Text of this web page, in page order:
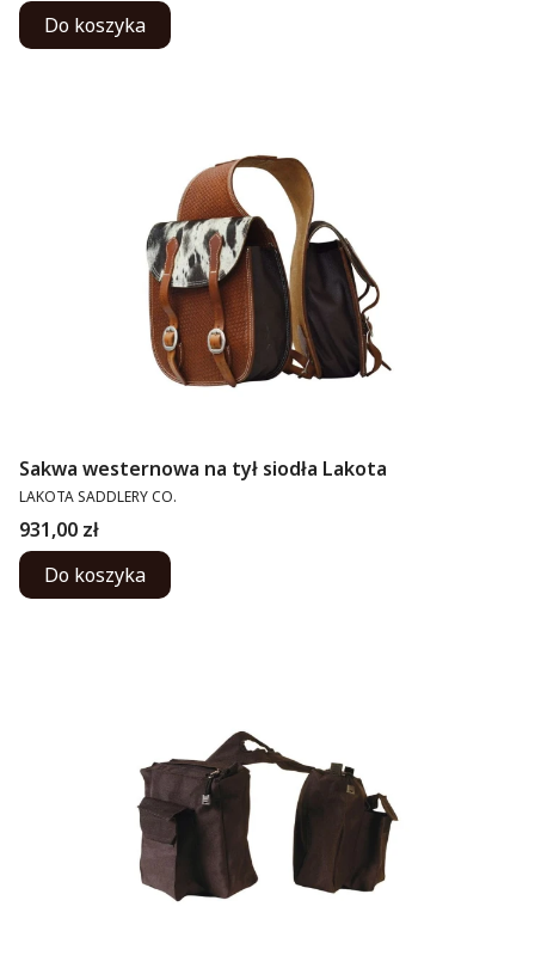
Do koszyka
Sakwa westernowa na tył siodła Lakota
PRODUCENT
LAKOTA SADDLERY CO.
Cena
931,00 zł
Do koszyka